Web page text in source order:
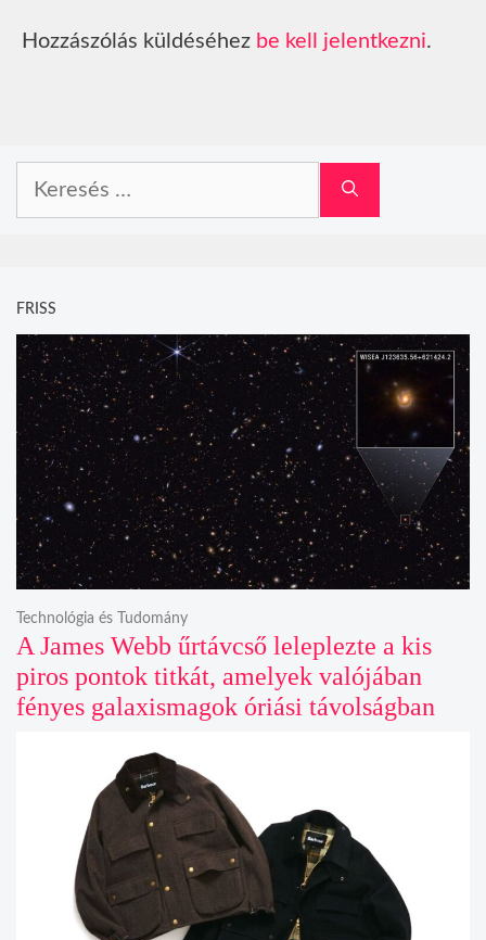
Hozzászólás küldéséhez be kell jelentkezni.
FRISS
A James Webb űrtávcső leleplezte a kis
piros pontok titkát, amelyek valójában
fényes galaxismagok óriási távolságban
Technológia és Tudomány